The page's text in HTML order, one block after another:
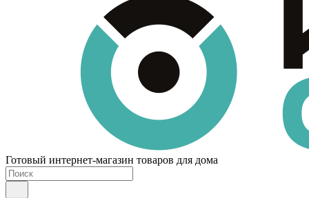
Готовый интернет-магазин товаров для дома